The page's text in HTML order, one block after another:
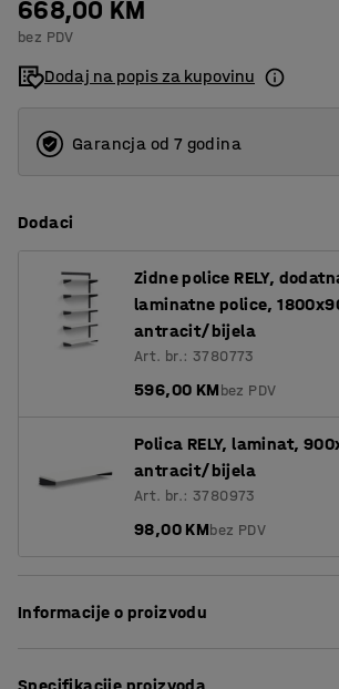
668,00 KM
bez PDV
Dodaj na popis za kupovinu
Garancja od 7 godina
Dodaci
Zidne police RELY,
laminatne police,
antracit/bijela
Art. br.: 3780773
596,00 KMbez PDV
Polica RELY, laminat,
antracit/bijela
Art. br.: 3780973
98,00 KMbez PDV
Informacije o proizvodu
Specifikacije proizvoda